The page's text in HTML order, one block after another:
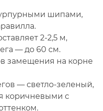
шипами,
.
2-2,5 м,
— до 60 см.
замещения на корне
— светло-зеленый,
коричневыми с